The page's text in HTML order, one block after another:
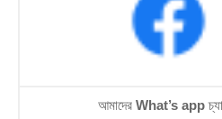
আমাদের What’s app